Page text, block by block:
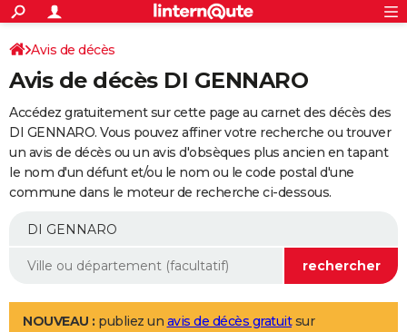
ACTUALITÉS
Politique
Société
Faits Divers
Education
Monde
Villes
+
SPORT
Coupe du monde 2026
Football
Tennis
Cyclisme
Rugby
Forum
Programme TV
TNT
Streaming
Cinéma
Sorties cinéma
Musique
+
FINANCE
Impôts
Immobilier
Risques naturels par ville
Banque
Assurance
Crédit
AUTO
Essais
Réserver un essai
Citadines
Berlines
SUV
Forum auto
+
Mobiles
Meilleur smartphone
Internet
Ordinateurs
Jeux vidéo
Guide high-tech
Aménagement intérieur
LIFESTYLE
Avis de décès
Avis de décès DI GENNARO
Accédez gratuitement sur cette page au carnet des décès des
DI GENNARO. Vous pouvez affiner votre recherche ou trouver
un avis de décès ou un avis d'obsèques plus ancien en tapant
le nom d'un défunt et/ou le nom ou le code postal d'une
commune dans le moteur de recherche ci-dessous.
NOUVEAU : publiez un avis de décès gratuitsur